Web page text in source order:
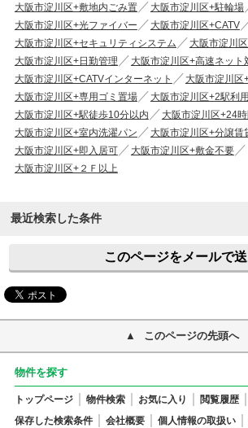
大阪市淀川区+敷地内ごみ置
大阪市淀川区+駐輪場
大阪市淀川区+光ファイバー
大阪市淀川区+CATV
大阪市淀川区+セキュリティシステム
大阪市淀川
大阪市淀川区+日勤管理
大阪市淀川区+高速ネット
大阪市淀川区+CATVインターネット
大阪市淀川区
大阪市淀川区+専用ゴミ置場
大阪市淀川区+2駅利
大阪市淀川区+駅徒歩10分以内
大阪市淀川区+24
大阪市淀川区+室内洗濯パン
大阪市淀川区+分譲賃
大阪市淀川区+即入居可
大阪市淀川区+敷金不要
大阪市淀川区+２Ｆ以上
最近検索した条件
このページをメールで
このページの先頭へ
物件を探す
トップページ 物件検索 お気に入り 閲覧履歴
保存した検索条件
会社概要 個人情報の取扱い